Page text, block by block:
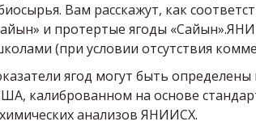
Вам расскажут, как
и протертые ягоды
(при условии отсутствия
ягод могут быть
калиброванном на основе
анализов ЯНИИСХ.